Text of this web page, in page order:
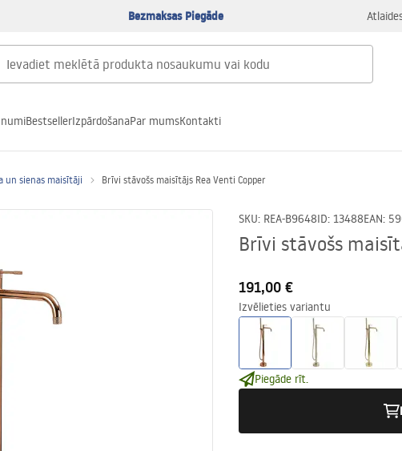
Bezmaksas Piegāde
BestsellerIzpārdošanaPar mumsKontakti
un sienas maisītāji Brīvi stāvošs maisītājs Rea Venti Copper
SKU: REA-B9648ID: 13488EAN:
Brīvi stāvošs
191,00 €
Izvēlieties variantu
Piegāde rīt.